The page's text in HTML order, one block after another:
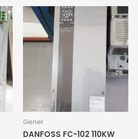
Genel
DANFOSS FC-102 110KW